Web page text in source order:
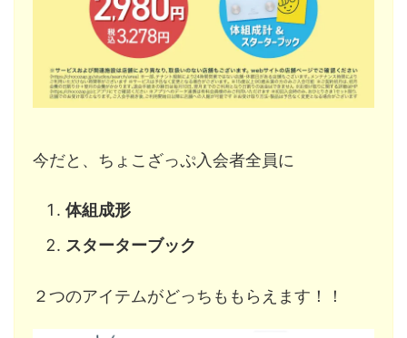
今だと、ちょこざっぷ入会者全員に
体組成形
スターターブック
２つのアイテムがどっちももらえます！！